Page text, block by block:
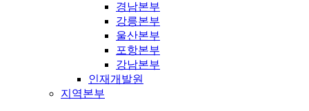
경남본부
강릉본부
울산본부
포항본부
강남본부
인재개발원
지역본부